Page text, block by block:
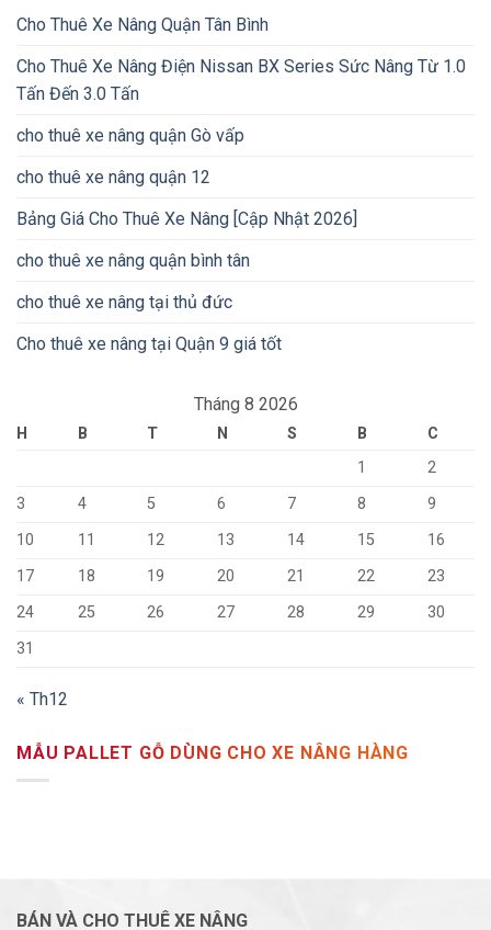
Cho Thuê Xe Nâng Quận Tân Bình
Cho Thuê Xe Nâng Điện Nissan BX Series Sức Nâng Từ 1.0
Tấn Đến 3.0 Tấn
cho thuê xe nâng quận Gò vấp
cho thuê xe nâng quận 12
Bảng Giá Cho Thuê Xe Nâng [Cập Nhật 2026]
cho thuê xe nâng quận bình tân
cho thuê xe nâng tại thủ đức
Cho thuê xe nâng tại Quận 9 giá tốt
Tháng 8 2026
H B T N S B
C
1
2
3
4 5 6 7 8
9
10
11 12 13 14 15
16
17
18 19 20 21 22
23
24
25 26 27 28 29
30
31
« Th12
MẪU PALLET GỖ DÙNG CHO XE NÂNG HÀNG
BÁN VÀ CHO THUÊ XE NÂNG